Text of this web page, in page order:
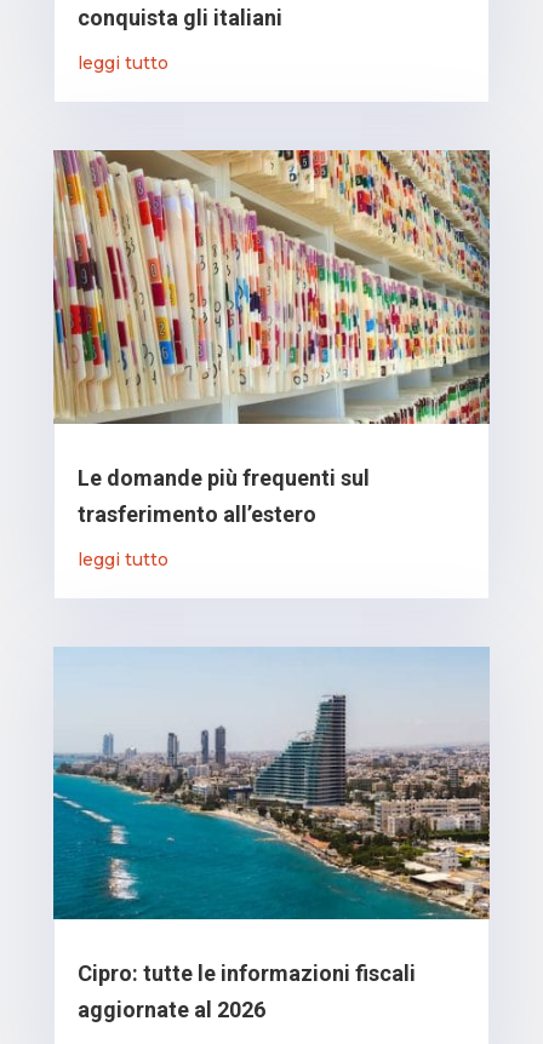
conquista gli italiani
leggi tutto
Le domande più frequenti sul
trasferimento all’estero
leggi tutto
Cipro: tutte le informazioni fiscali
aggiornate al 2026